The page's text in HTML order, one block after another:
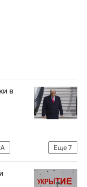
в
Еще7
Пит Хегсет